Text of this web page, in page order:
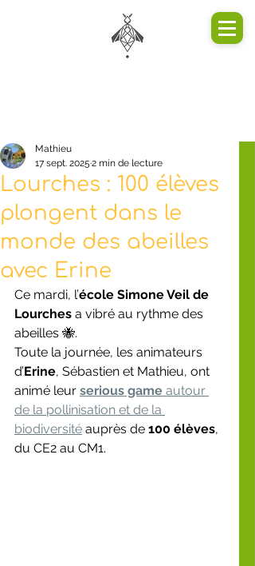
Lourches : 100 élèves
plongent dans le
monde des abeilles
avec Erine
Mathieu
17 sept. 2025 2 min de lecture
Ce mardi, l’école Simone Veil de
Lourches a vibré au rythme des
abeilles 🐝.
Toute la journée, les animateurs
d’Erine, Sébastien et Mathieu, ont
animé leur serious game autour
de la pollinisation et de la
biodiversité auprès de 100 élèves,
du CE2 au CM1.